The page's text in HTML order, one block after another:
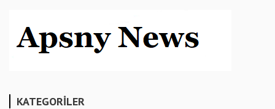
KATEGORİLER